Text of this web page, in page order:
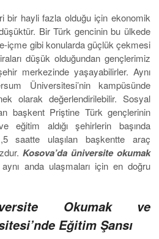
bir hayli fazla olduğu için ekonomik
Bir Türk gencinin bu ülkede
içme gibi konularda güçlük çekmesi
düşük olduğundan gençlerimiz
merkezinde yaşayabilirler. Aynı
Üniversitesi’nin kampüsünde
olarak değerlendirilebilir. Sosyal
başkent Priştine Türk gençlerinin
eğitim aldığı şehirlerin başında
saatte ulaşılan başkentte araç
Kosova’da üniversite okumak
anda ulaşmaları için en doğru
Okumak ve
Eğitim Şansı